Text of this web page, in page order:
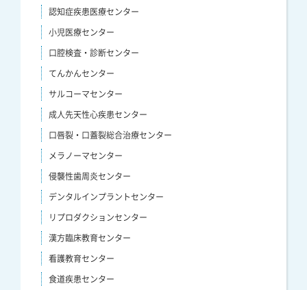
認知症疾患医療センター
小児医療センター
口腔検査・診断センター
てんかんセンター
サルコーマセンター
成人先天性心疾患センター
口唇裂・口蓋裂総合治療センター
メラノーマセンター
侵襲性歯周炎センター
デンタルインプラントセンター
リプロダクションセンター
漢方臨床教育センター
看護教育センター
食道疾患センター